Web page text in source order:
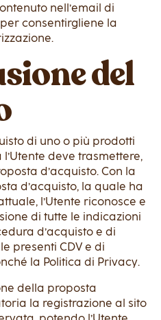
nell’email di
consentirgliene la
del
di uno o più prodotti
deve trasmettere,
d’acquisto. Con la
d’acquisto, la quale ha
l’Utente riconosce e
di tutte le indicazioni
d’acquisto e di
presenti CDV e di
la Politica di Privacy.
della proposta
la registrazione al sito